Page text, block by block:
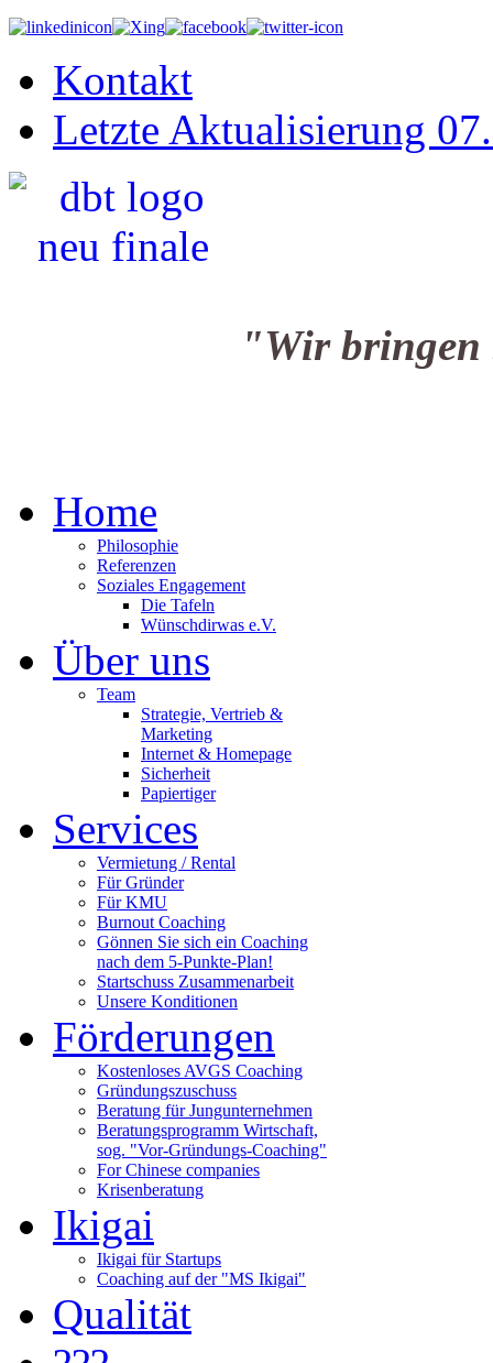
Kontakt
Letzte Aktualisierung
"Wir bringen Sie
Home
Philosophie
Referenzen
Soziales Engagement
Die Tafeln
Wünschdirwas e.V.
Über uns
Team
Strategie, Vertrieb &
Marketing
Internet & Homepage
Sicherheit
Papiertiger
Services
Vermietung / Rental
Für Gründer
Für KMU
Burnout Coaching
Gönnen Sie sich ein Coaching
nach dem 5-Punkte-Plan!
Startschuss Zusammenarbeit
Unsere Konditionen
Förderungen
Kostenloses AVGS Coaching
Gründungszuschuss
Beratung für Jungunternehmen
Beratungsprogramm Wirtschaft,
sog. "Vor-Gründungs-Coaching"
For Chinese companies
Krisenberatung
Ikigai
Ikigai für Startups
Coaching auf der "MS Ikigai"
Qualität